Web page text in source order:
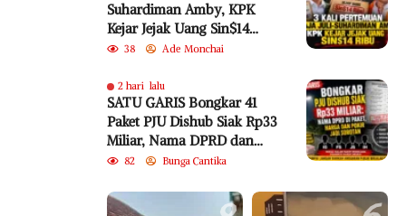
Suhardiman Amby, KPK
Kejar Jejak Uang Sin$14
Ribu
38 Ade Monchai
2 hari lalu
SATU GARIS Bongkar 41
Paket PJU Dishub Siak Rp33
Miliar, Nama DPRD dan
Harga Satuan
82 Bunga Cantika